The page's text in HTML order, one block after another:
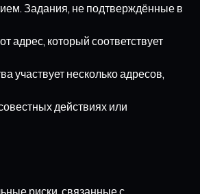
Задания, не подтверждённые в
адрес, который соответствует
участвует несколько адресов,
действиях или
риски, связанные с